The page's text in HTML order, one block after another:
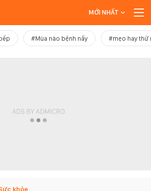
MỚI NHẤT
#Mùa nào bệnh nấy #mẹo hay thử
khỏe